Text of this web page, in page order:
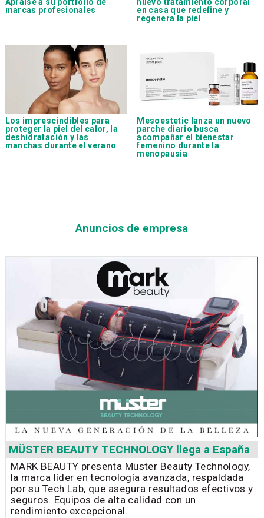
marcas profesionales
en casa que redefine y
regenera la piel
Los imprescindibles para
proteger la piel del calor, la
deshidratación y las
manchas durante el verano
Mesoestetic lanza un nuevo
parche diario busca
acompañar el bienestar
femenino durante la
menopausia
Anuncios de empresa
MÜSTER BEAUTY TECHNOLOGY llega a España
MARK BEAUTY presenta Müster Beauty Technology,
la marca líder en tecnología avanzada, respaldada
por su Tech Lab, que asegura resultados efectivos y
seguros. Equipos de alta calidad con un
rendimiento excepcional.